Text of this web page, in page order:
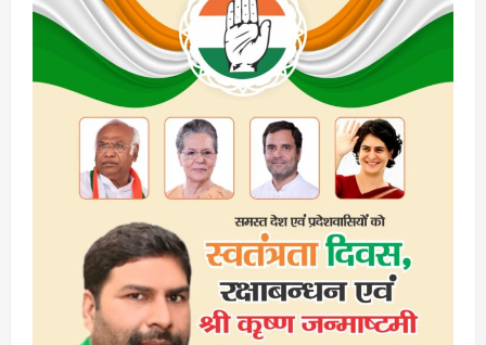
की
खातिर
अंपायर
ने
नहीं
दी
वाइड